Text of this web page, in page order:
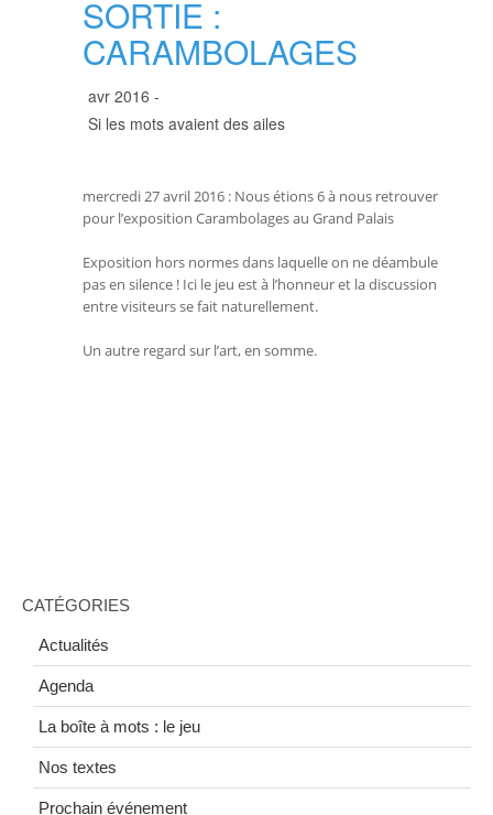
SORTIE :
CARAMBOLAGES
avr 2016 -
Si les mots avaient des ailes
mercredi 27 avril 2016 : Nous étions 6 à nous retrouver
pour l’exposition Carambolages au Grand Palais
Exposition hors normes dans laquelle on ne déambule
pas en silence ! Ici le jeu est à l’honneur et la discussion
entre visiteurs se fait naturellement.
Un autre regard sur l’art, en somme.
CATÉGORIES
Actualités
Agenda
La boîte à mots : le jeu
Nos textes
Prochain événement